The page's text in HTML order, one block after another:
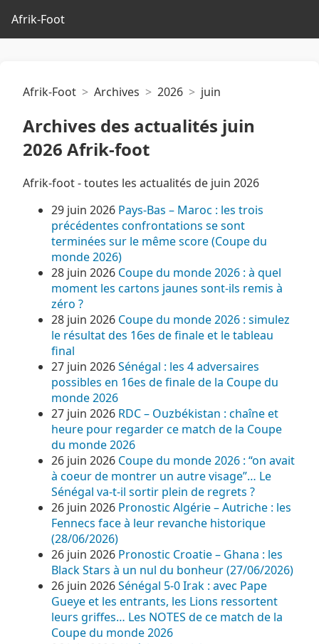
Afrik-Foot
Afrik-Foot Archives 2026 juin
Archives des actualités juin
2026 Afrik-foot
Afrik-foot - toutes les actualités de juin 2026
29 juin 2026 Pays-Bas – Maroc : les trois
précédentes confrontations se sont
terminées sur le même score (Coupe du
monde 2026)
28 juin 2026 Coupe du monde 2026 : à quel
moment les cartons jaunes sont-ils remis à
zéro ?
28 juin 2026 Coupe du monde 2026 : simulez
le résultat des 16es de finale et le tableau
final
27 juin 2026Sénégal : les 4 adversaires
possibles en 16es de finale de la Coupe du
monde 2026
27 juin 2026 RDC – Ouzbékistan : chaîne et
heure pour regarder ce match de la Coupe
du monde 2026
26 juin 2026 Coupe du monde 2026 : “on avait
à coeur de montrer un autre visage”… Le
Sénégal va-t-il sortir plein de regrets ?
26 juin 2026 Pronostic Algérie – Autriche : les
Fennecs face à leur revanche historique
(28/06/2026)
26 juin 2026 Pronostic Croatie – Ghana : les
Black Stars à un nul du bonheur (27/06/2026)
26 juin 2026Sénégal 5-0 Irak : avec Pape
Gueye et les entrants, les Lions ressortent
leurs griffes… Les NOTES de ce match de la
Coupe du monde 2026